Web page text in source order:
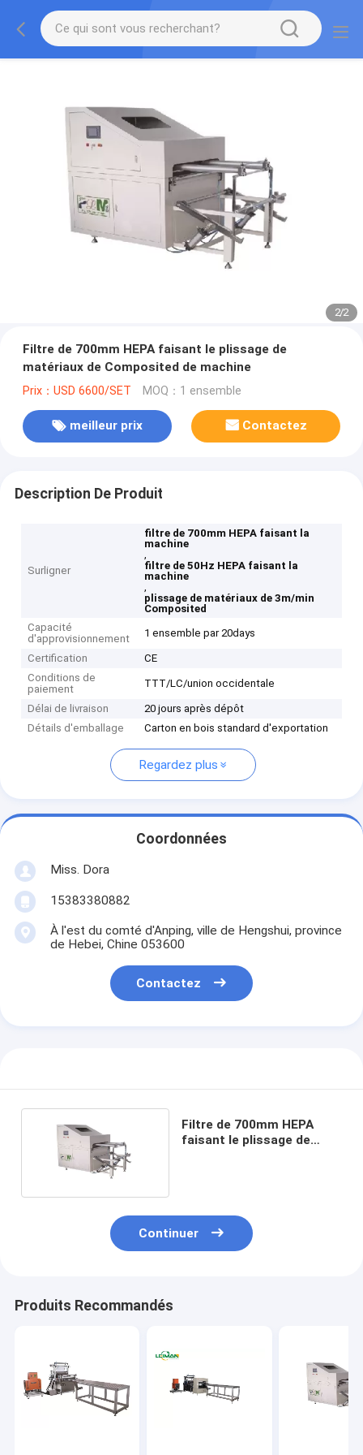
2/2
Filtre de 700mm HEPA faisant le plissage de
matériaux de Composited de machine
Prix：USD 6600/SET MOQ：1 ensemble
meilleur prix Contactez
Description De Produit
Surligner
filtre de 700mm HEPA faisant la
machine
,
filtre de 50Hz HEPA faisant la
machine
,
plissage de matériaux de 3m/min
Composited
Capacité
d'approvisionnement
1 ensemble par 20days
Certification
CE
Conditions de
paiement
TTT/LC/union occidentale
Délai de livraison
20 jours après dépôt
Détails d'emballage
Carton en bois standard d'exportation
Regardez plus
Coordonnées
Miss. Dora
15383380882
À l'est du comté d'Anping, ville de Hengshui, province
de Hebei, Chine 053600
Contactez
Filtre de 700mm HEPA
faisant le plissage de
Continuer
Produits Recommandés